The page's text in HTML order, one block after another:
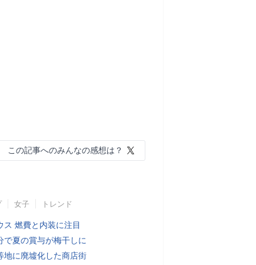
この記事へのみんなの感想は？
女子 トレンド
ス 燃費と内装に注目
で夏の賞与が梅干しに
地に廃墟化した商店街